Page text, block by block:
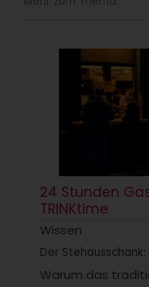
24 Stunden
TRINKtime
Wissen
Der
Warum das